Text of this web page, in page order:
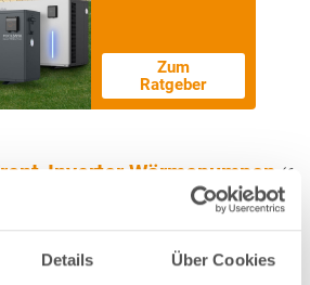
Details Über Cookies
Zum
Ratgeber
Inverter Wärmepumpen (6
Mehr von TomTuT